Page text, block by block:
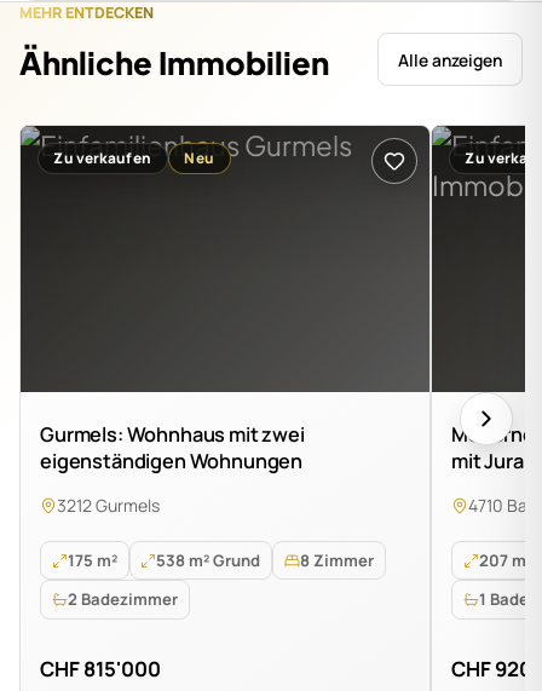
MEHR ENTDECKEN
Ähnliche Immobilien Alle anzeigen
Zu verkaufen Neu
Gurmels: Wohnhaus mit zwei
eigenständigen Wohnungen
3212 Gurmels
175 m² 538 m² Grund
8 Zimmer
2 Badezimmer
CHF 815'000
Zu
mit Jura-
4710
207 m²
1
CHF